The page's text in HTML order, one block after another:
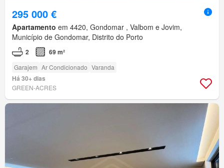
295 000 €
Apartamento em 4420, Gondomar , Valbom e Jovim,
Município de Gondomar, Distrito do Porto
2 69 m²
Garajem Ar Condicionado Varanda
Há 30+ dias
GREEN-ACRES